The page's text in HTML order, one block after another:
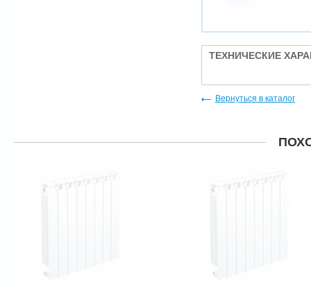
ТЕХНИЧЕСКИЕ
Вернуться в каталог